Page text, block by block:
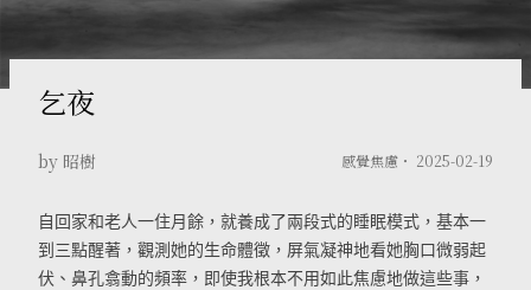
乞夜
by 昭樹 感覺焦慮・ 2025-02-19
自回家和老人一住月餘，就養成了兩段式的睡眠模式，基本一
到三點醒著，觀測她的生命體徵，屏氣凝神地看她胸口微弱起
伏、鼻孔翕動的頻率，即使我根本不用如此焦慮地做這些事，